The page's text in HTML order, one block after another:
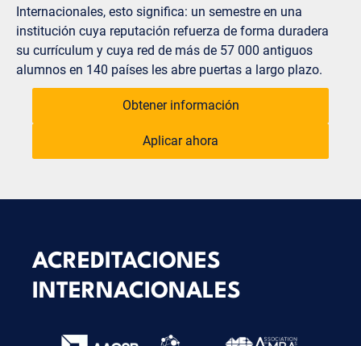
Internacionales, esto significa: un semestre en una
institución cuya reputación refuerza de forma duradera
su currículum y cuya red de más de 57 000 antiguos
alumnos en 140 países les abre puertas a largo plazo.
Obtener información
Aplicar ahora
ACREDITACIONES
INTERNACIONALES